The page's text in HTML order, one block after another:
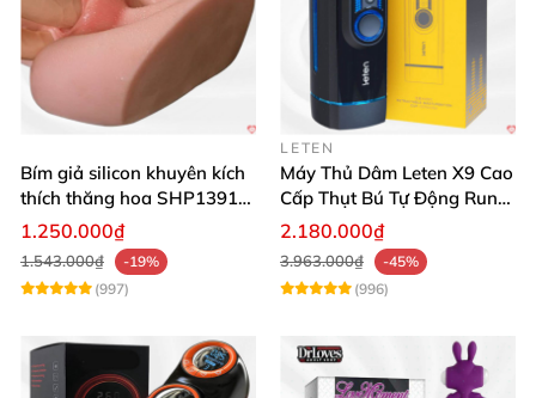
Bím giả silicon khuyên kích
thích thăng hoa SHP1391
ShopHanhPhuc
1.250.000₫
1.543.000₫
-19%
(997)
LETEN
Máy Thủ Dâm Leten X9 Cao
Cấp Thụt Bú Tự Động Rung
Rên
2.180.000₫
3.963.000₫
-45%
(996)